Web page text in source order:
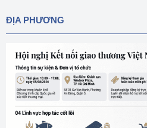
ĐỊA PHƯƠNG